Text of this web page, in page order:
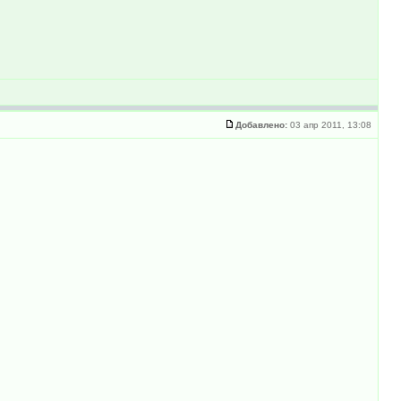
Добавлено: 03 апр 2011, 13:08